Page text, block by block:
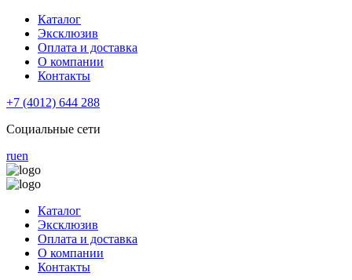
Каталог
Эксклюзив
Оплата и доставка
О компании
Контакты
+7 (4012) 644 288
Социальные сети
ruen
Каталог
Эксклюзив
Оплата и доставка
О компании
Контакты